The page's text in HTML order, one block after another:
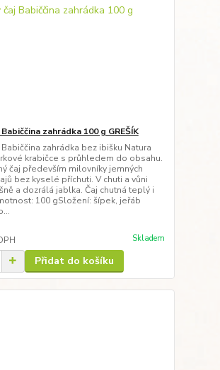
zahrádka 100 g GREŠÍK
zahrádka bez ibišku Natura
krabičce s průhledem do obsahu.
čaj především milovníky jemných
bez kyselé příchuti. V chuti a vůni
a dozrálá jablka. Čaj chutná teplý i
100 gSložení: šípek, jeřáb
Skladem
Přidat do košíku